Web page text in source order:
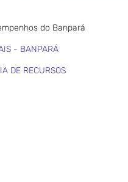
do Banpará
- BANPARÁ
DE RECURSOS